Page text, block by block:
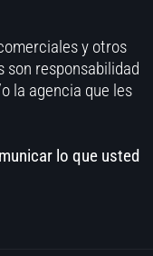
y otros
son responsabilidad
la agencia que les
lo que usted